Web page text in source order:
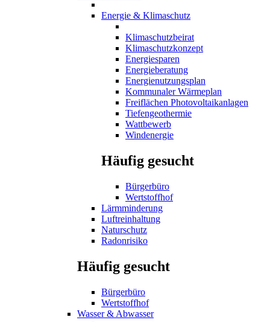
Energie & Klimaschutz
Klimaschutzbeirat
Klimaschutzkonzept
Energiesparen
Energieberatung
Energienutzungsplan
Kommunaler Wärmeplan
Freiflächen Photovoltaikanlagen
Tiefengeothermie
Wattbewerb
Windenergie
Häufig gesucht
Bürgerbüro
Wertstoffhof
Lärmminderung
Luftreinhaltung
Naturschutz
Radonrisiko
Häufig gesucht
Bürgerbüro
Wertstoffhof
Wasser & Abwasser